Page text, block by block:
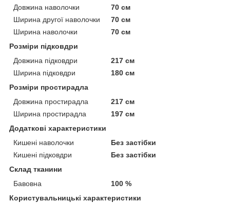
Довжина наволочки
70 см
Ширина другої наволочки
70 см
Ширина наволочки
70 см
Розміри підковдри
Довжина підковдри
217 см
Ширина підковдри
180 см
Розміри простирадла
Довжина простирадла
217 см
Ширина простирадла
197 см
Додаткові характеристики
Кишені наволочки
Без застібки
Кишені підковдри
Без застібки
Склад тканини
Бавовна
100 %
Користувальницькі характеристики